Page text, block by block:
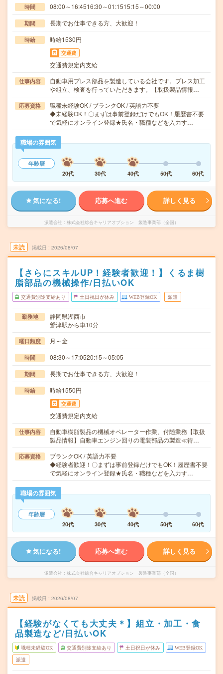
時間 08:00～16:4516:30～01:1515:15～00:00
期間 長期でお仕事できる方、大歓迎！
時給 時給1530円
交通費
交通費規定内支給
仕事内容
自動車用プレス部品を製造している会社です。プレス加工
や組立、検査を行っていただきます。【取扱製品情報…
応募資格
職種未経験OK / ブランクOK / 英語力不要
◆未経験OK！〇まずは事前登録だけでもOK！履歴書不要
で気軽にオンライン登録★氏名・職種などを入力す…
職場の雰囲気
年齢層
20代
30代 40代 50代 60代
気になる! 応募へ進む 詳しく見る
派遣会社 株式会社綜合キャリアオプション 製造事業部（全国）
未読 掲載日 2026/08/07
【さらにスキルUP！経験者歓迎！】くるま樹
脂部品の機械操作/日払いOK
交通費別途支給あり 土日祝日が休み WEB登録OK 派遣
勤務地
静岡県湖西市
鷲津駅から車10分
曜日頻度 月～金
時間 08:30～17:0520:15～05:05
期間 長期でお仕事できる方、大歓迎！
時給 時給1550円
交通費
交通費規定内支給
仕事内容
自動車樹脂製品の機械オペレーター作業、付随業務【取扱
製品情報】自動車エンジン回りの電装部品の製造≪待…
応募資格
ブランクOK / 英語力不要
◆経験者歓迎！〇まずは事前登録だけでもOK！履歴書不要
で気軽にオンライン登録★氏名・職種などを入力す…
職場の雰囲気
年齢層
20代
30代 40代 50代 60代
気になる! 応募へ進む 詳しく見る
派遣会社 株式会社綜合キャリアオプション 製造事業部（全国）
未読 掲載日 2026/08/07
【経験がなくても大丈夫＊】組立・加工・食
品製造など/日払いOK
職種未経験OK 交通費別途支給あり 土日祝日が休み WEB登録OK
派遣